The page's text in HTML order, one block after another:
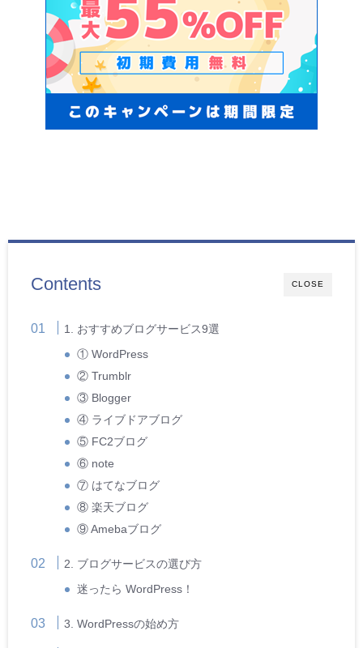
CLOSE
Contents
1. おすすめブログサービス9選
① WordPress
② Trumblr
③ Blogger
④ ライブドアブログ
⑤ FC2ブログ
⑥ note
⑦ はてなブログ
⑧ 楽天ブログ
⑨ Amebaブログ
2. ブログサービスの選び方
迷ったら WordPress！
3. WordPressの始め方